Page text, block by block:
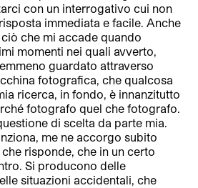
con un interrogativo cui non
immediata e facile. Anche
che mi accade quando
momenti nei quali avverto,
guardato attraverso
fotografica, che qualcosa
ricerca, in fondo, è innanzitutto
fotografo quel che fotografo.
di scelta da parte mia.
me ne accorgo subito
risponde, che in un certo
Si producono delle
situazioni accidentali, che